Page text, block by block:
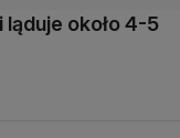
około 4-5